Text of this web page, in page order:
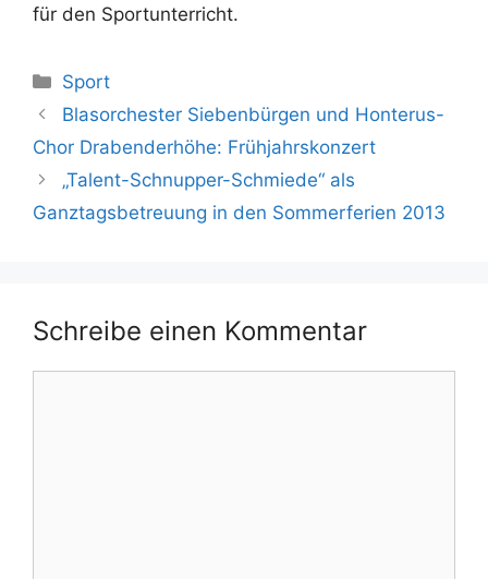
für den Sportunterricht.
Kategorien
Sport
Blasorchester Siebenbürgen und Honterus-
Chor Drabenderhöhe: Frühjahrskonzert
„Talent-Schnupper-Schmiede“ als
Ganztagsbetreuung in den Sommerferien 2013
Schreibe einen Kommentar